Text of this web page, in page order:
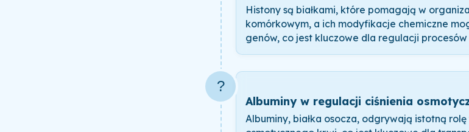
Histony są białkami, które pomagają w
komórkowym, a ich modyfikacje chemiczne
genów, co jest kluczowe dla regulacji
?
Albuminy w regulacji ciśnienia
Albuminy, białka osocza, odgrywają istotną